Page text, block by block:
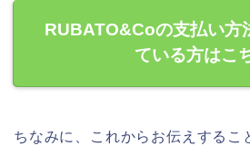
RUBATO&Coの支払い方
ている方はこ
ちなみに、これからお伝えするこ